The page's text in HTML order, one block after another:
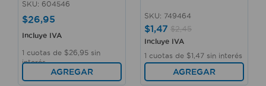
SKU: 604546
$26,95
Incluye IVA
1 cuotas de $26 95 sin
interés
AGREGAR
SKU: 749464
$1,47 $2,45
Incluye IVA
1 cuotas de $1 47 sin interés
AGREGAR